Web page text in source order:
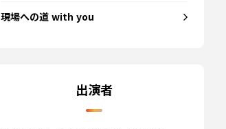
現場への道 with you
出演者